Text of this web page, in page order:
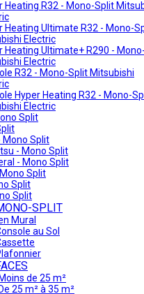
Heating R32 - Mono-Split
Heating Ultimate R32 - Mono-
Electric
Heating Ultimate+ R290 -
Electric
R32 - Mono-Split Mitsubishi
Hyper Heating R32 - Mono-
Electric
Split
Mono Split
- Mono Split
- Mono Split
Split
Split
Split
SPLIT
Mural
au Sol
de 25 m²
25 m² à 35 m²